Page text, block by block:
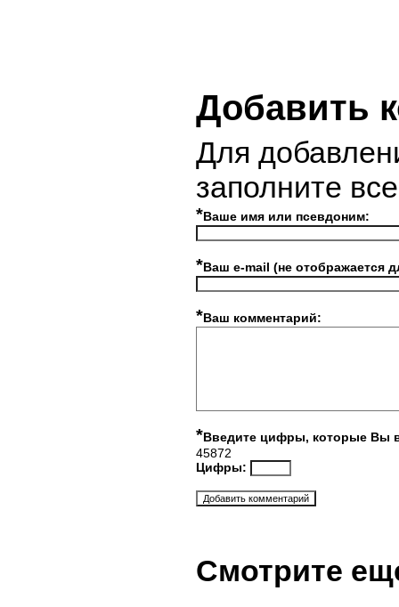
Добавить
Для
заполните
*Ваше имя или псевдоним:
*Ваш e-mail (не отображается
*Ваш комментарий:
*Введите цифры, которые Вы
45872
Цифры:
Смотрите